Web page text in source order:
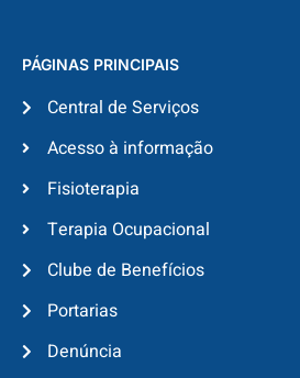
PÁGINAS PRINCIPAIS
Central de Serviços
Acesso à informação
Fisioterapia
Terapia Ocupacional
Clube de Benefícios
Portarias
Denúncia